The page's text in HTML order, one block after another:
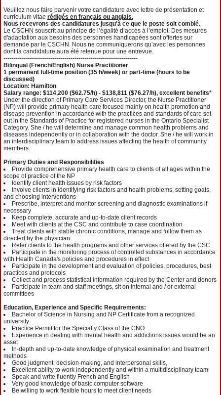
Veuillez nous faire parvenir votre candidature avec lettre de présentation et
curriculum vitae rédigés en français ou anglais.
Nous recevrons des candidatures jusqu'à ce que le poste soit comblé.
Le CSCHN souscrit au principe de l’égalité d’accès à l’emploi. Des mesures
d'adaptation aux besoins des personnes handicapées sont offertes sur
demande par le CSCHN. Nous ne communiquerons qu’avec les personnes
dont la candidature aura été retenue pour une entrevue.
--------------------------------------------------------------------
Bilingual (French/English) Nurse Practitioner
1 permanent full‐time position (35 h/week) or part-time (hours to be
discussed)
Location: Hamilton
Salary range: $114,200 ($62.75/h) ‐ $138,811 ($76.27/h), excellent benefits*
Under the direction of Primary Care Services Director, the Nurse Practitioner
(NP) will provide primary health care focused mainly on health promotion and
disease prevention in accordance with the practices and standards of care set
out in the Standards of Practice for registered nurses in the Ontario Specialist
Category. She / he will determine and manage common health problems and
diseases independently or in collaboration with the doctor. She / he will work in
an interdisciplinary team to address issues affecting the health of community
members.
Primary Duties and Responsibilities
Provide comprehensive primary health care to clients of all ages within the
scope of practice of the NP
Identify client health issues by risk factors
Involve clients in identifying risk factors and health problems, setting goals,
and choosing interventions
Prescribe, interpret and monitor screening and diagnostic examinations if
necessary
Keep complete, accurate and up‐to‐date client records
Meet with clients at the CSC and contribute to case coordination
Treat clients with stable chronic conditions, manage and follow them as
directed by the physician
Refer clients to the health programs and other services offered by the CSC
Participate in the monitoring process of controlled substances in accordance
with Health Canada's policies and procedures in effect
Participate in the development and evaluation of policies, procedures, best
practices and protocols
Collect and process statistical information required by the Center and donors
Participate in team and staff meetings, sit on internal and / or external
committees
Education, Experience and Specific Requirements:
Bachelor of Science in Nursing and NP Certificate from a recognized
university
Practice Permit for the Specialty Class of the CNO
Experience in dealing with mental health and addictions issues would be an
asset
In‐depth and up‐to‐date knowledge of physical examination and treatment
methods
Good judgment, decision‐making, and interpersonal skills,
Excellent ability to work independently and within a multidisciplinary team
Speak and write fluently French and English
Very good knowledge of basic computer software
Be willing to work flexible hours to meet client needs